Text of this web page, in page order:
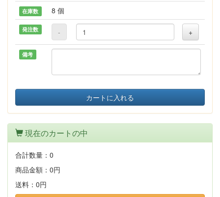
在庫数 8 個
発注数 - +
備考
カートに入れる
現在のカートの中
合計数量： 0
商品金額： 0円
送料： 0円